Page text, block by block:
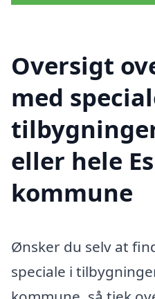
Oversigt
med
eller hele
kommune
Ønsker du selv at
speciale i